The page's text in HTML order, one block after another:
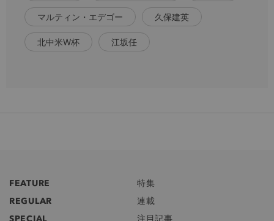
マルティン・エデゴー 久保建英
北中米W杯 江坂任
FEATURE
特集
REGULAR
連載